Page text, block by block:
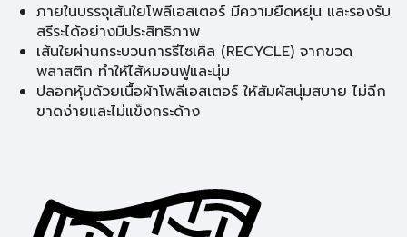
ภายในบรรจุเส้นใยโพลีเอสเตอร์ มีความยืดหยุ่น และรองรับ
สรีระได้อย่างมีประสิทธิภาพ
เส้นใยผ่านกระบวนการรีไซเคิล (RECYCLE) จากขวด
พลาสติก ทำให้ไส้หมอนฟูและนุ่ม
ปลอกหุ้มด้วยเนื้อผ้าโพลีเอสเตอร์ ให้สัมผัสนุ่มสบาย ไม่ฉีก
ขาดง่ายและไม่แข็งกระด้าง